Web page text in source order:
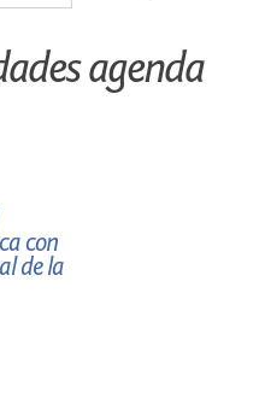
agenda
con
de la